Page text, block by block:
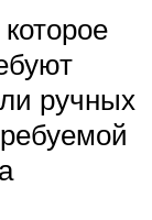
ручных